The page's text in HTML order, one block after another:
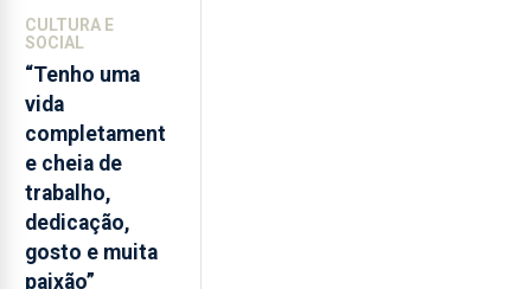
CULTURA E
SOCIAL
“Tenho uma
vida
completament
e cheia de
trabalho,
dedicação,
gosto e muita
paixão”